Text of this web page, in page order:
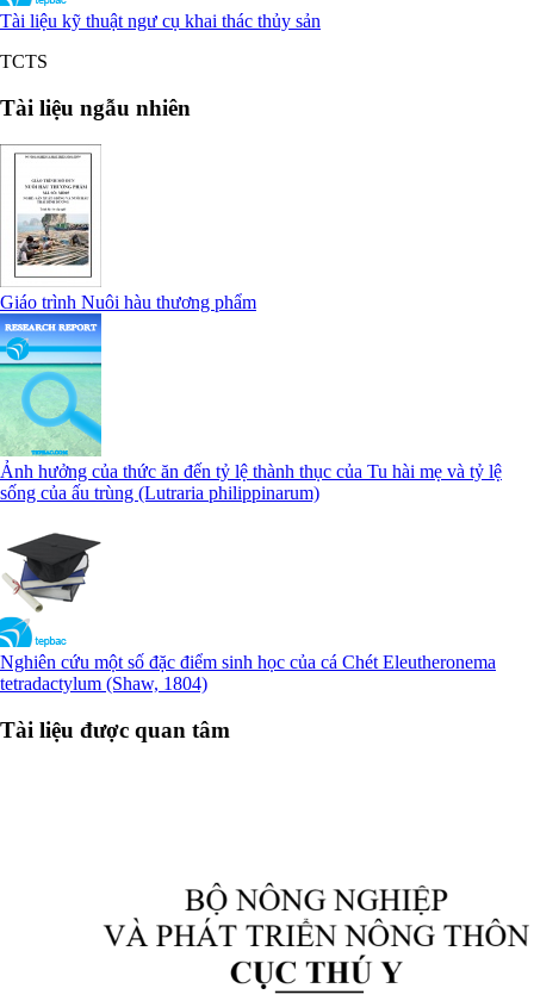
Tài liệu kỹ thuật ngư cụ khai thác thủy sản
TCTS
Tài liệu ngẫu nhiên
Giáo trình Nuôi hàu thương phẩm
Ảnh hưởng của thức ăn đến tỷ lệ thành thục của Tu hài mẹ và tỷ lệ
sống của ấu trùng (Lutraria philippinarum)
Nghiên cứu một số đặc điểm sinh học của cá Chét Eleutheronema
tetradactylum (Shaw, 1804)
Tài liệu được quan tâm